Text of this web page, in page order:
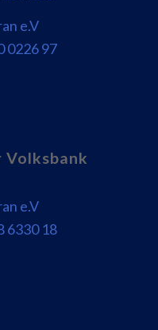
e.V
0226 97
Volksbank
e.V
6330 18